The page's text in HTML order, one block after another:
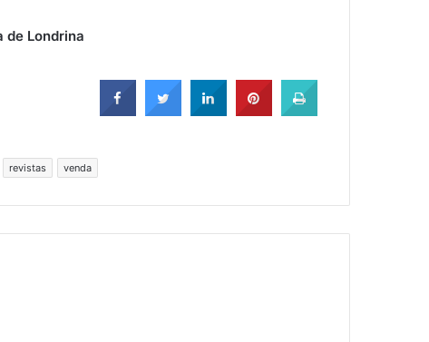
de Londrina
revistas venda